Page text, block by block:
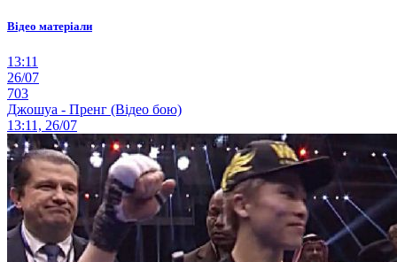
Відео матеріали
13:11
26/07
703
Джошуа - Пренг (Відео бою)
13:11, 26/07